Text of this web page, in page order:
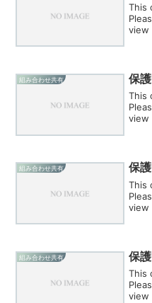
This
view
組み合わせ共有 保
This
view
組み合わせ共有 保
This
view
組み合わせ共有 保
This
view